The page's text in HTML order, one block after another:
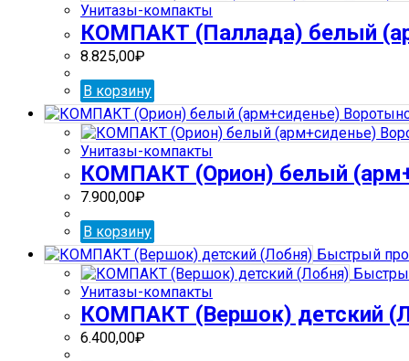
Унитазы-компакты
КОМПАКТ (Паллада) белый
8.825,00₽
В корзину
Унитазы-компакты
КОМПАКТ (Орион) белый
7.900,00₽
В корзину
Быстрый
Унитазы-компакты
КОМПАКТ (Вершок) детский
6.400,00₽